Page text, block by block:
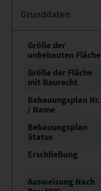
Grunddaten
Größe der
unbebauten Fläche
Größe der Fläche
mit Baurecht
Bebauungsplan Nr.
/ Name
Bebauungsplan
Status
Erschließung
Ausweisung Nach